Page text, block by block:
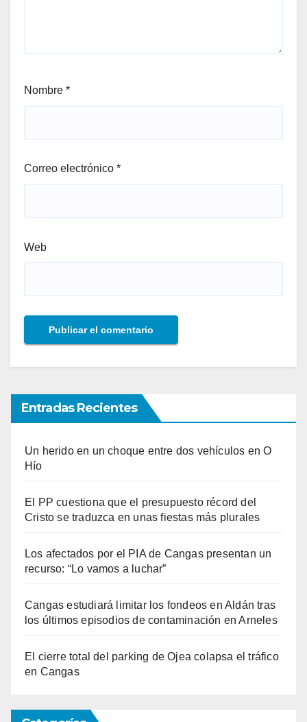
Nombre *
Correo electrónico *
Web
Entradas Recientes
Un herido en un choque entre dos vehículos en O
Hío
El PP cuestiona que el presupuesto récord del
Cristo se traduzca en unas fiestas más plurales
Los afectados por el PIA de Cangas presentan un
recurso: “Lo vamos a luchar”
Cangas estudiará limitar los fondeos en Aldán tras
los últimos episodios de contaminación en Arneles
El cierre total del parking de Ojea colapsa el tráfico
en Cangas